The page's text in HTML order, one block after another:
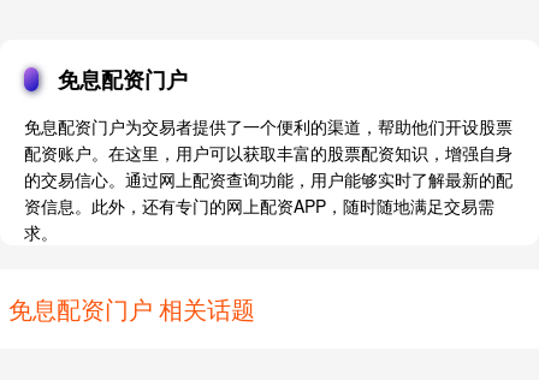
免息配资门户
免息配资门户为交易者提供了一个便利的渠道，帮助他们开设股票
配资账户。在这里，用户可以获取丰富的股票配资知识，增强自身
的交易信心。通过网上配资查询功能，用户能够实时了解最新的配
资信息。此外，还有专门的网上配资APP，随时随地满足交易需
求。
免息配资门户 相关话题